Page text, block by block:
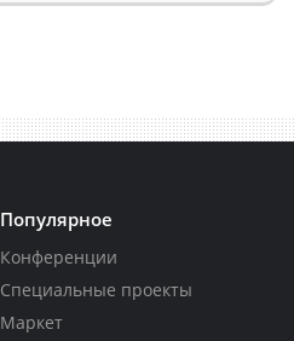
Популярное
Конференции
Специальные проекты
Маркет